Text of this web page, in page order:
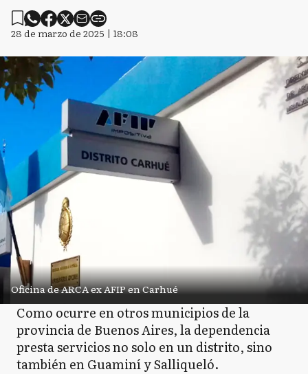
28 de marzo de 2025 | 18:08
Oficina de ARCA ex AFIP en Carhué
Como ocurre en otros municipios de la
provincia de Buenos Aires, la dependencia
presta servicios no solo en un distrito, sino
también en Guaminí y Salliqueló.